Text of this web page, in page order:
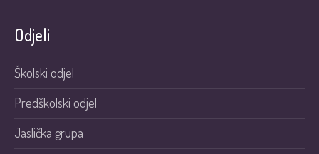
Odjeli
Školski odjel
Predškolski odjel
Jaslička grupa